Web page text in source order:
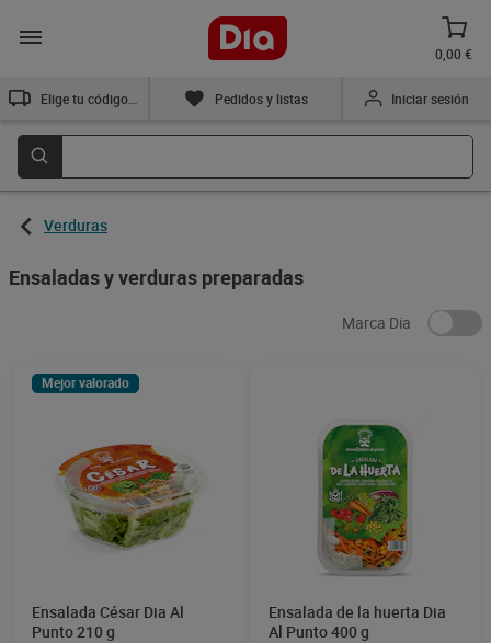
0,00 €
Pedidos y listas Iniciar sesión
Verduras
Ensaladas y verduras preparadas
Marca Dia
Mejor valorado
Ensalada César Dia Al
Punto 210 g
Ensalada de la huerta Dia
Al Punto 400 g